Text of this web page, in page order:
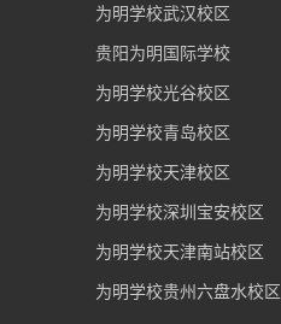
为明学校武汉校区
贵阳为明国际学校
为明学校光谷校区
为明学校青岛校区
为明学校天津校区
为明学校深圳宝安校区
为明学校天津南站校区
为明学校贵州六盘水校区